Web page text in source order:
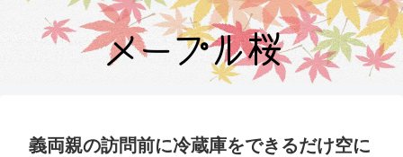
義両親の訪問前に冷蔵庫をできるだけ空に